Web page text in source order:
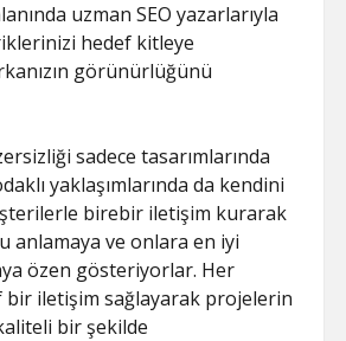
uzman SEO yazarlarıyla
hedef kitleye
görünürlüğünü
sadece tasarımlarında
yaklaşımlarında da kendini
birebir iletişim kurarak
anlamaya ve onlara en iyi
özen gösteriyorlar. Her
bir iletişim sağlayarak projelerin
bir şekilde